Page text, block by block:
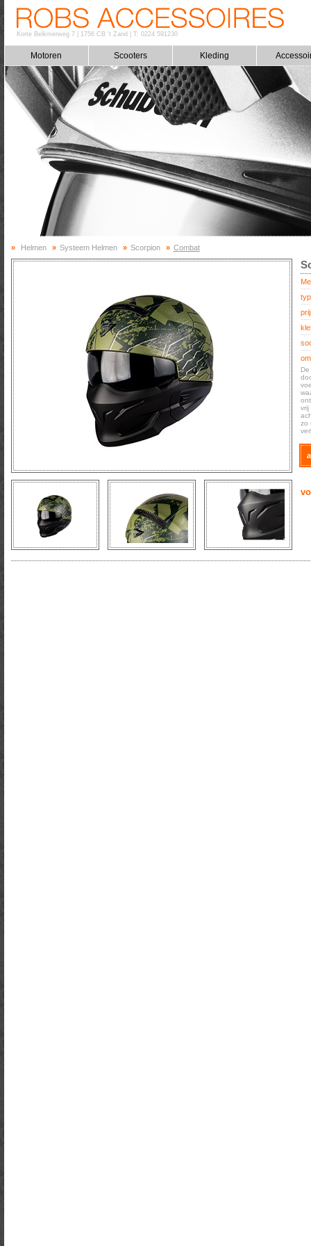
Korte Belkmerweg 7| 1756 CB 't Zand T: 0224 591230
Motoren Scooters Kleding
» Helmen » Systeem Helmen » Scorpion » Combat
vrij
zo